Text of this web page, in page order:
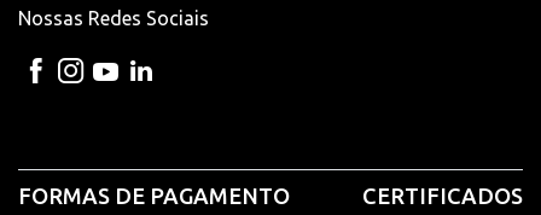
Nossas Redes Sociais
FORMAS DE PAGAMENTO CERTIFICADOS